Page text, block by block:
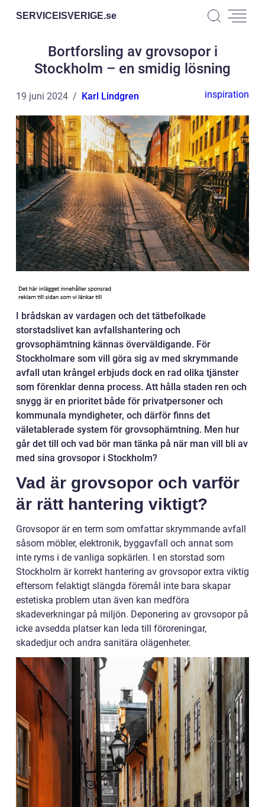
SERVICEISVERIGE.se
Bortforsling av grovsopor i
Stockholm – en smidig lösning
19 juni 2024 Karl Lindgren inspiration
I brådskan av vardagen och det tätbefolkade
storstadslivet kan avfallshantering och
grovsophämtning kännas överväldigande. För
Stockholmare som vill göra sig av med skrymmande
avfall utan krångel erbjuds dock en rad olika tjänster
som förenklar denna process. Att hålla staden ren och
snygg är en prioritet både för privatpersoner och
kommunala myndigheter, och därför finns det
väletablerade system för grovsophämtning. Men hur
går det till och vad bör man tänka på när man vill bli av
med sina grovsopor i Stockholm?
Vad är grovsopor och varför
är rätt hantering viktigt?
Grovsopor är en term som omfattar skrymmande avfall
såsom möbler, elektronik, byggavfall och annat som
inte ryms i de vanliga sopkärlen. I en storstad som
Stockholm är korrekt hantering av grovsopor extra viktig
eftersom felaktigt slängda föremål inte bara skapar
estetiska problem utan även kan medföra
skadeverkningar på miljön. Deponering av grovsopor på
icke avsedda platser kan leda till föroreningar,
skadedjur och andra sanitära olägenheter.